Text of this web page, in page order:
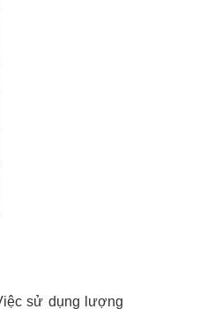
sử dụng lượng